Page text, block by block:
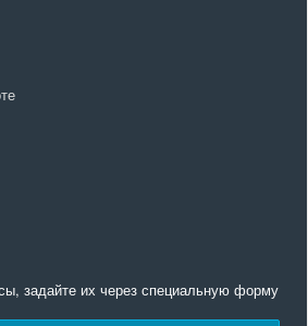
задайте их через специальную форму